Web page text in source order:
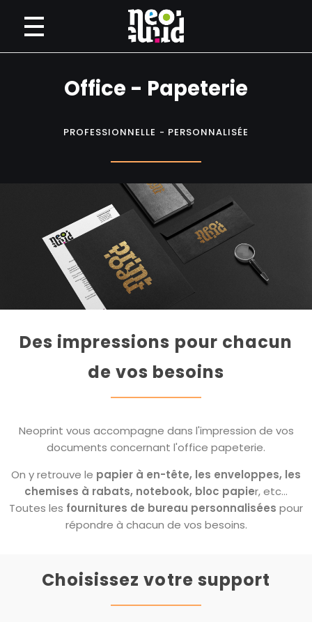
Office - Papeterie
PROFESSIONNELLE - PERSONNALISÉE
Des impressions pour chacun
de vos besoins
Neoprint vous accompagne dans l'impression de vos
documents concernant l'office papeterie.
On y retrouve le papier à en-tête, les enveloppes, les
chemises à rabats, notebook, bloc papier, etc…
Toutes les fournitures de bureau personnalisées pour
répondre à chacun de vos besoins.
Choisissez votre support